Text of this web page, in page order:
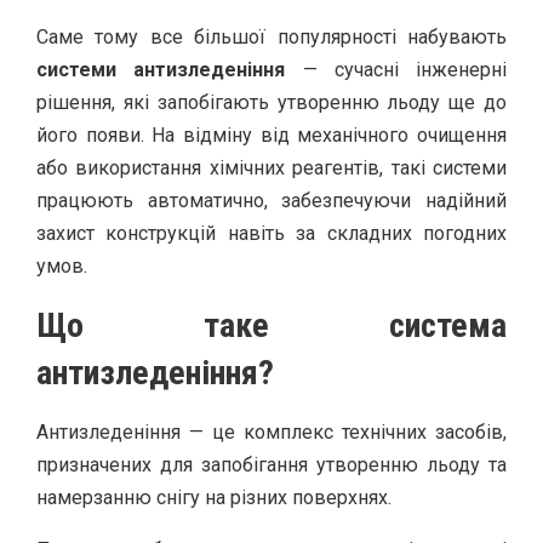
Саме тому все більшої популярності набувають
системи антизледеніння — сучасні інженерні
рішення, які запобігають утворенню льоду ще до
його появи. На відміну від механічного очищення
або використання хімічних реагентів, такі системи
працюють автоматично, забезпечуючи надійний
захист конструкцій навіть за складних погодних
умов.
Що таке система
антизледеніння?
Антизледеніння — це комплекс технічних засобів,
призначених для запобігання утворенню льоду та
намерзанню снігу на різних поверхнях.